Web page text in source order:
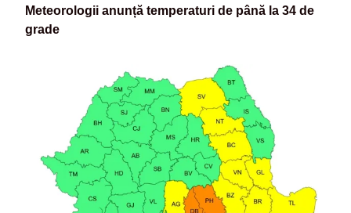
Meteorologii anunță temperaturi de până la 34 de
grade